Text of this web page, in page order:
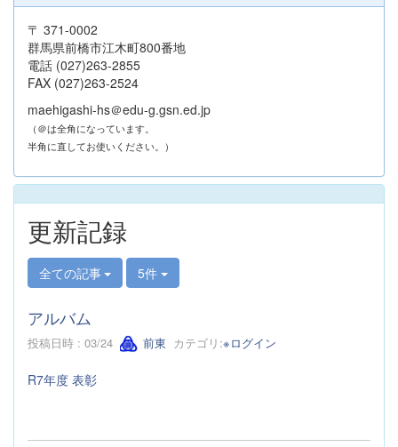
〒 371-0002
群馬県前橋市江木町800番地
電話 (027)263-2855
FAX (027)263-2524
maehigashi-hs＠edu-g.gsn.ed.jp
（＠は全角になっています。
半角に直してお使いください。）
更新記録
全ての記事 5件
アルバム
投稿日時 : 03/24 前東 カテゴリ:※ログイン
R7年度 表彰